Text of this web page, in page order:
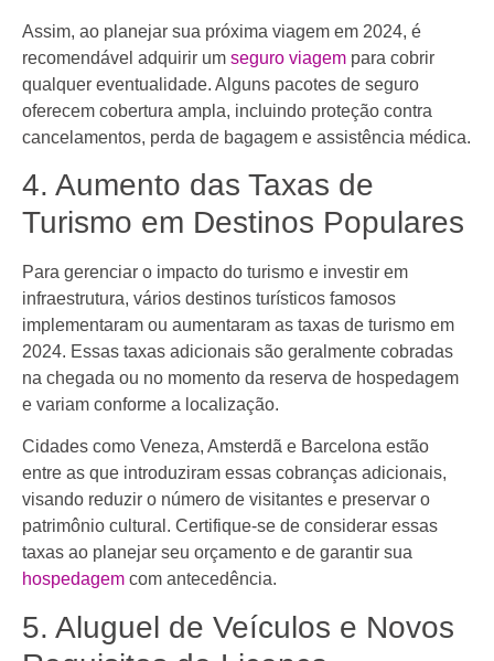
Assim, ao planejar sua próxima viagem em 2024, é
recomendável adquirir um seguro viagem para cobrir
qualquer eventualidade. Alguns pacotes de seguro
oferecem cobertura ampla, incluindo proteção contra
cancelamentos, perda de bagagem e assistência médica.
4. Aumento das Taxas de
Turismo em Destinos Populares
Para gerenciar o impacto do turismo e investir em
infraestrutura, vários destinos turísticos famosos
implementaram ou aumentaram as taxas de turismo em
2024. Essas taxas adicionais são geralmente cobradas
na chegada ou no momento da reserva de hospedagem
e variam conforme a localização.
Cidades como Veneza, Amsterdã e Barcelona estão
entre as que introduziram essas cobranças adicionais,
visando reduzir o número de visitantes e preservar o
patrimônio cultural. Certifique-se de considerar essas
taxas ao planejar seu orçamento e de garantir sua
hospedagem com antecedência.
5. Aluguel de Veículos e Novos